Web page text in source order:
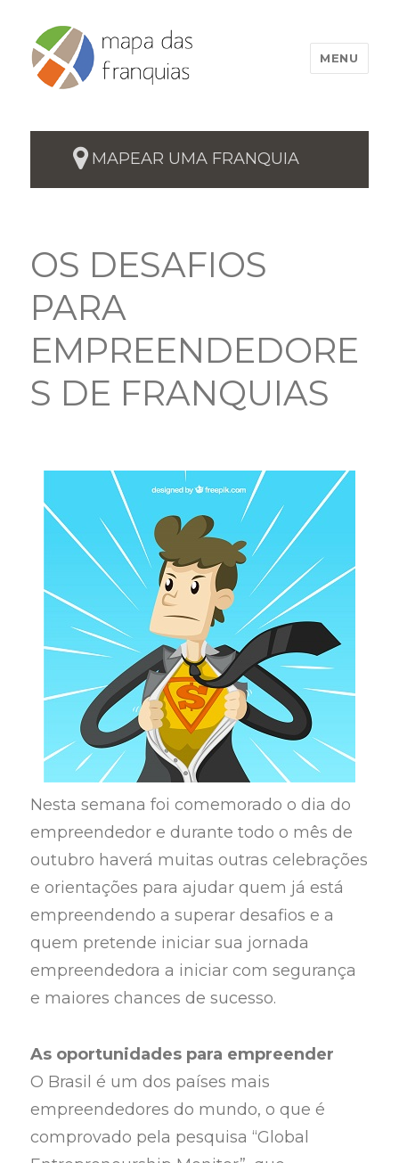
MENU
MAPEAR UMA FRANQUIA
OS DESAFIOS
PARA
EMPREENDEDORE
S DE FRANQUIAS
Nesta semana foi comemorado o dia do
empreendedor e durante todo o mês de
outubro haverá muitas outras celebrações
e orientações para ajudar quem já está
empreendendo a superar desafios e a
quem pretende iniciar sua jornada
empreendedora a iniciar com segurança
e maiores chances de sucesso.
As oportunidades para empreender
O Brasil é um dos países mais
empreendedores do mundo, o que é
comprovado pela pesquisa “Global